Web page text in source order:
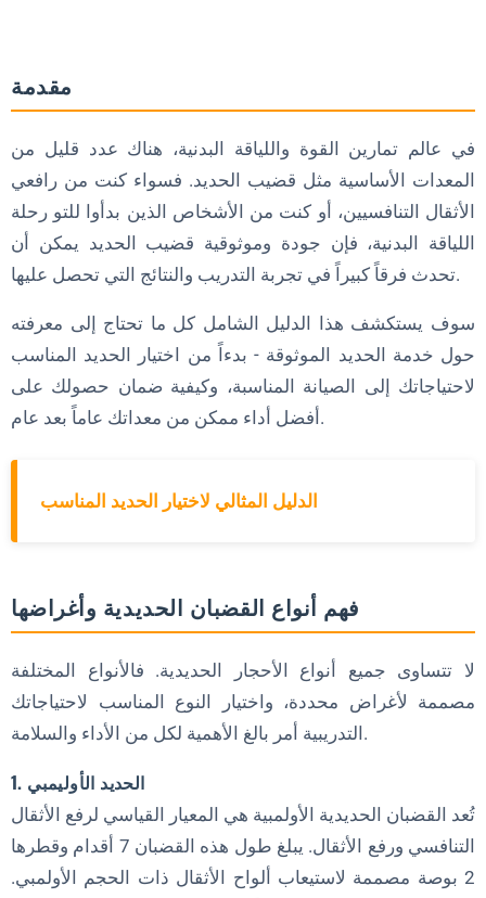
2. التخزين المناسب
3. التشحيم
4. الوقاية من الصدأ
مشاكل الحديد الشائعة وحلولها
1. الأكمام لا تدور بسلاسة
2. تشكيل الصدأ
3. قضيب مثني
4. أطواق فضفاضة
الأسئلة الشائعة حول خدمة الحديد الموثوقة
2. ما هي أفضل طريقة لتخزين الحديد؟
3. هل يمكنني استخدام WD-40 على قضيب الحديد؟
4. كيف أعرف ما إذا كان الحديد مثنيًا؟
5. ما الفرق بين البطانات والمحامل في الأكمام الحديدية؟
6. ما المبلغ الذي يجب أن أنفقه على الحديد عالي الجودة؟
7. هل يمكنني استخدام قضيب الحديد الأولمبي في رفع الأثقال؟
اختيار الحديد المناسب لاحتياجاتك
1. أهداف التدريب
مقدمة
في عالم تمارين القوة واللياقة البدنية، هناك عدد قليل من
المعدات الأساسية مثل قضيب الحديد. فسواء كنت من رافعي
الأثقال التنافسيين، أو كنت من الأشخاص الذين بدأوا للتو رحلة
اللياقة البدنية، فإن جودة وموثوقية قضيب الحديد يمكن أن
تحدث فرقاً كبيراً في تجربة التدريب والنتائج التي تحصل عليها.
سوف يستكشف هذا الدليل الشامل كل ما تحتاج إلى معرفته
حول خدمة الحديد الموثوقة - بدءاً من اختيار الحديد المناسب
لاحتياجاتك إلى الصيانة المناسبة، وكيفية ضمان حصولك على
أفضل أداء ممكن من معداتك عاماً بعد عام.
الدليل المثالي لاختيار الحديد المناسب
فهم أنواع القضبان الحديدية وأغراضها
لا تتساوى جميع أنواع الأحجار الحديدية. فالأنواع المختلفة
مصممة لأغراض محددة، واختيار النوع المناسب لاحتياجاتك
التدريبية أمر بالغ الأهمية لكل من الأداء والسلامة.
1. الحديد الأوليمبي
تُعد القضبان الحديدية الأولمبية هي المعيار القياسي لرفع الأثقال
التنافسي ورفع الأثقال. يبلغ طول هذه القضبان 7 أقدام وقطرها
2 بوصة مصممة لاستيعاب ألواح الأثقال ذات الحجم الأولمبي.